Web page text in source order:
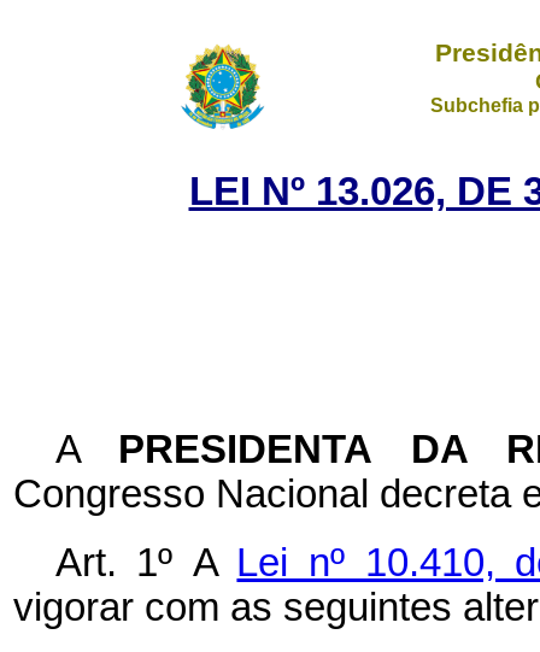
Subchefia
LEI Nº 13.026, DE
A PRESIDENTA DA
Congresso Nacional decreta
Art. 1º A Lei nº 10.410,
vigorar com as seguintes